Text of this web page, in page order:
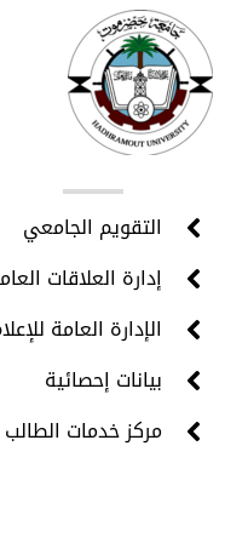
التقويم الجامعي
إدارة العلاقات
الإدارة العامة
بيانات إحصائية
مركز خدمات